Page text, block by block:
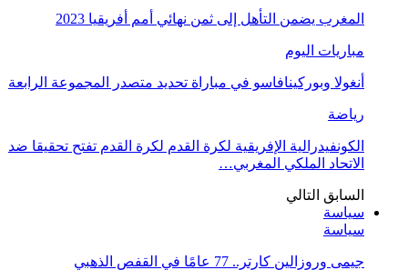
المغرب يضمن التأهل إلى ثمن نهائي أمم أفريقيا 2023
مباريات اليوم
أنغولا وبوركينافاسو في مباراة تحديد متصدر المجموعة الرابعة
رياضة
الكونفيدرالية الإفريقية لكرة القدم لكرة القدم تفتح تحقيقا ضد
الاتحاد الملكي المغربي…
السابق التالي
سياسة
سياسة
جيمى وروزالين كارتر.. 77 عامًا في القفص الذهبي